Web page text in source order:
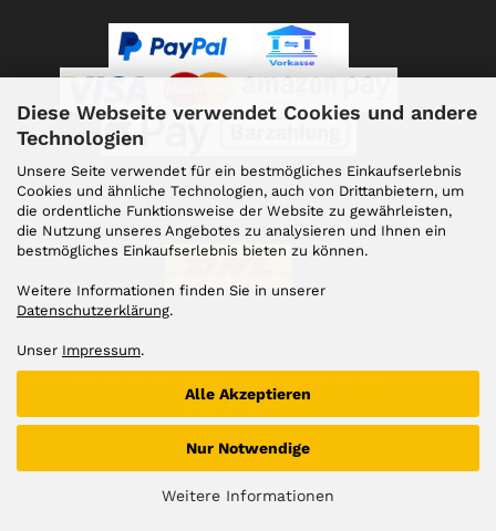
Diese Webseite verwendet Cookies und andere
Technologien
Unsere Seite verwendet für ein bestmögliches Einkaufserlebnis
Cookies und ähnliche Technologien, auch von Drittanbietern, um
die ordentliche Funktionsweise der Website zu gewährleisten,
die Nutzung unseres Angebotes zu analysieren und Ihnen ein
bestmögliches Einkaufserlebnis bieten zu können.
Weitere Informationen finden Sie in unserer
Datenschutzerklärung.
Unser Impressum.
Alle Akzeptieren
Nur Notwendige
Weitere Informationen
Versand
Versandkosten